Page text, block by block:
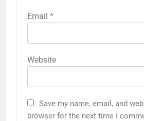
Email *
Website
Save my name, email, and
browser for the next time I